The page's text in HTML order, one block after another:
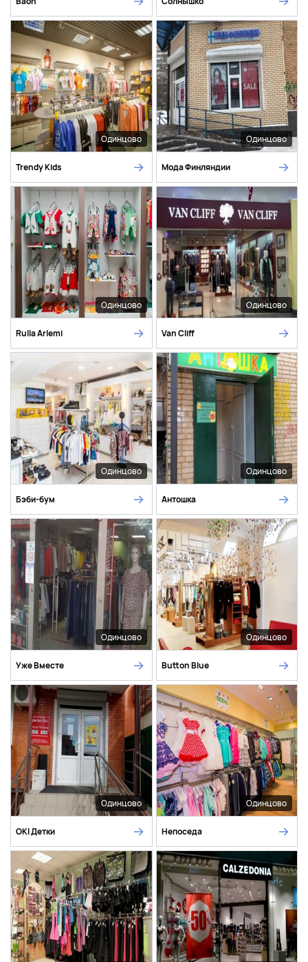
Одинцово
Trendy Kids
Одинцово
Мода Финляндии
Одинцово
Rulla Arlemi
Одинцово
Van Cliff
Одинцово
Бэби-бум
Одинцово
Антошка
Одинцово
Уже Вместе
Одинцово
Button Blue
Одинцово
OKI Детки
Одинцово
Непоседа